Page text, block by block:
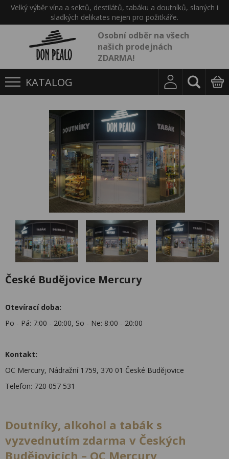
Velký výběr vína a sektů, destilátů, tabáku a doutníků, slaných i
sladkých delikates nejen pro požitkáře.
Osobní odběr na všech
našich prodejnách
ZDARMA!
KATALOG
České Budějovice Mercury
Otevírací doba:
Po - Pá: 7:00 - 20:00, So - Ne: 8:00 - 20:00
Kontakt:
OC Mercury, Nádražní 1759, 370 01 České Budějovice
Telefon: 720 057 531
Doutníky, alkohol a tabák s
vyzvednutím zdarma v Českých
Budějovicích – OC Mercury